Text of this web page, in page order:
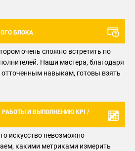
БЛОКА
очень сложно встретить по
Наши мастера, благодаря
навыкам, готовы взять
РАБОТЫ И ВЫПОЛНЕНИЮ KPI /
искусство невозможно
какими метриками измерить